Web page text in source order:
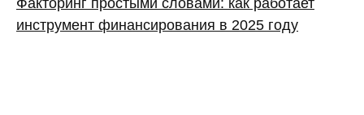
инструмент финансирования в 2025 году